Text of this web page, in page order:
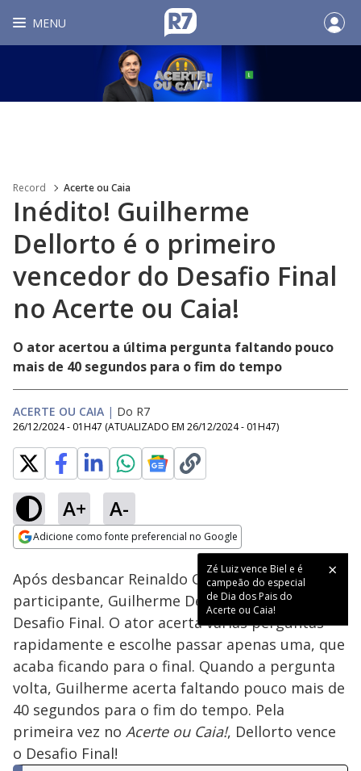
MENU
Record Acerte ou Caia
Inédito! Guilherme
Dellorto é o primeiro
vencedor do Desafio Final
no Acerte ou Caia!
O ator acertou a última pergunta faltando pouco
mais de 40 segundos para o fim do tempo
ACERTE OU CAIA | Do R7
26/12/2024 - 01H47 (ATUALIZADO EM 26/12/2024 - 01H47)
A+ A-
Adicione como fonte preferencial no Google
Zé Luiz vence Biel e é
campeão do especial
de Dia dos Pais do
Acerte ou Caia!
Ativar
Loaded
60.44%
Após desbancar Reinaldo Gottino, o último
participante, Guilherme Dellorto encara o
Desafio Final. O ator acerta várias perguntas
rapidamente e escolhe passar apenas uma, que
acaba ficando para o final. Quando a pergunta
volta, Guilherme acerta faltando pouco mais de
40 segundos para o fim do tempo. Pela
primeira vez no Acerte ou Caia!, Dellorto vence
o Desafio Final!